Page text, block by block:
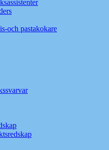
och pastakokare